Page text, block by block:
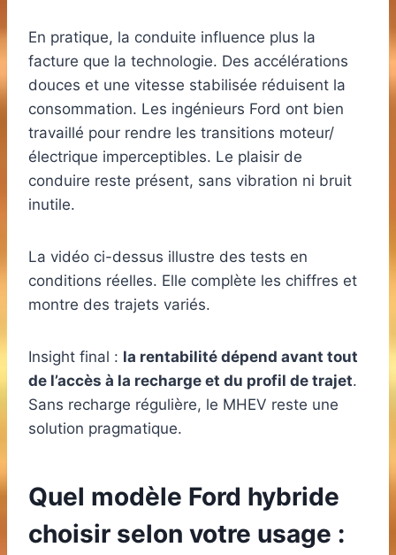
En pratique, la conduite influence plus la
facture que la technologie. Des accélérations
douces et une vitesse stabilisée réduisent la
consommation. Les ingénieurs Ford ont bien
travaillé pour rendre les transitions moteur/
électrique imperceptibles. Le plaisir de
conduire reste présent, sans vibration ni bruit
inutile.
La vidéo ci-dessus illustre des tests en
conditions réelles. Elle complète les chiffres et
montre des trajets variés.
Insight final : la rentabilité dépend avant tout
de l’accès à la recharge et du profil de trajet.
Sans recharge régulière, le MHEV reste une
solution pragmatique.
Quel modèle Ford hybride
choisir selon votre usage :